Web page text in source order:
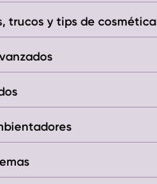
trucos y tips de cosmética